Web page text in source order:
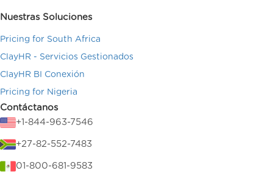
Nuestras Soluciones
Pricing for South Africa
ClayHR - Servicios Gestionados
ClayHR BI Conexión
Pricing for Nigeria
Contáctanos
+1-844-963-7546
+27-82-552-7483
01-800-681-9583